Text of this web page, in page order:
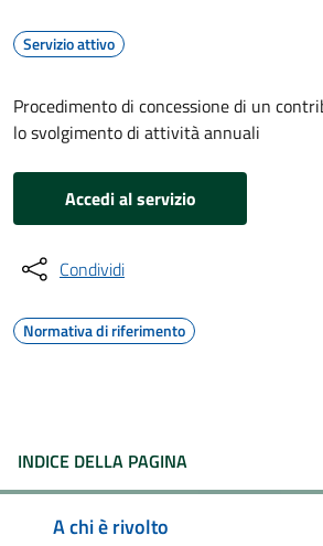
Servizio attivo
Procedimento di concessione di un
lo svolgimento di attività annuali
Accedi al servizio
Condividi
Normativa di riferimento
INDICE DELLA PAGINA
A chi è rivolto